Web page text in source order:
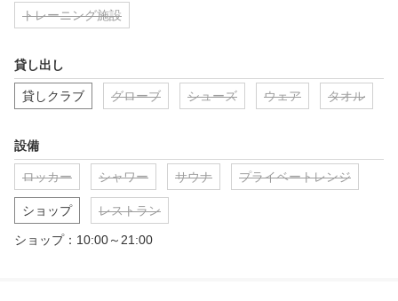
トレーニング施設
貸し出し
貸しクラブ グローブ シューズ ウェア タオル
設備
ロッカー シャワー サウナ プライベートレンジ
ショップ レストラン
ショップ：10:00～21:00